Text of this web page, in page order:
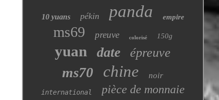
10 yuans pékin panda empire
ms69 preuve colorisé 150g
yuan date épreuve
ms70 chine noir
international pièce de monnaie